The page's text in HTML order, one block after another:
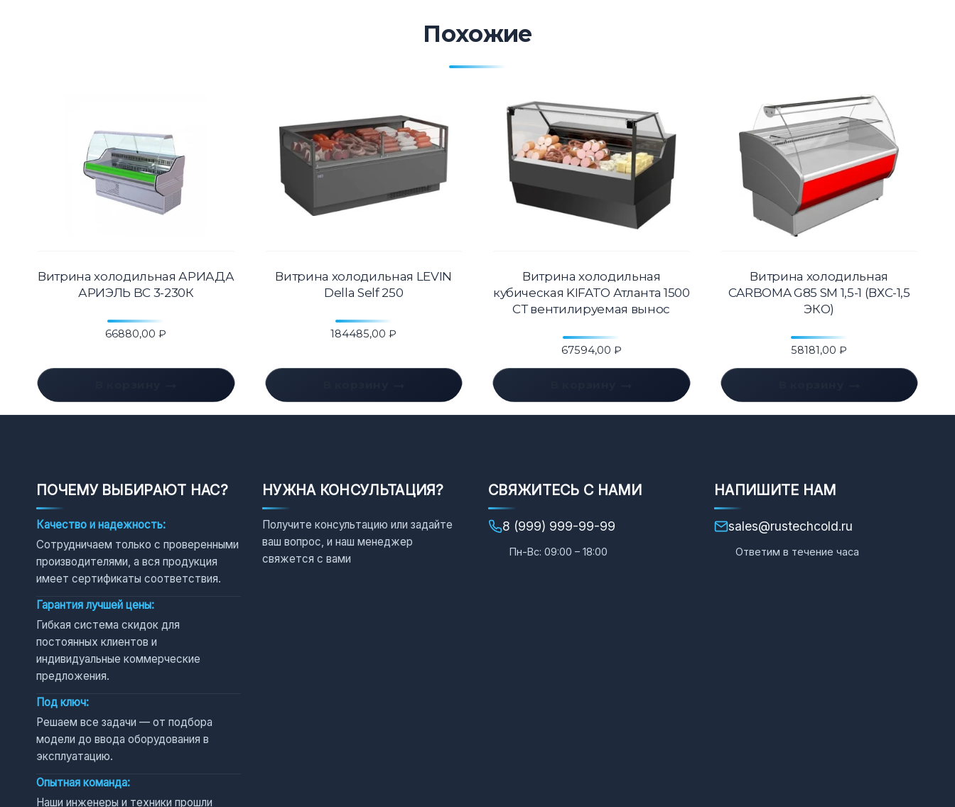
Похожие
Витрина холодильная АРИАДА
АРИЭЛЬ BC 3-230К
66880,00₽
Витрина холодильная LEVIN
Della Self 250
184485,00₽
Витрина холодильная
кубическая KIFATO Атланта 1500
СТ вентилируемая вынос
67594,00 ₽
Витрина холодильная
CARBOMA G85 SM 1,5-1 (ВХС-1,5
ЭКО)
58181,00₽
ПОЧЕМУ ВЫБИРАЮТ НАС?
Качество и надежность:
Сотрудничаем только с проверенными
производителями, а вся продукция
имеет сертификаты соответствия.
Гарантия лучшей цены:
Гибкая система скидок для
постоянных клиентов и
индивидуальные коммерческие
предложения.
Под ключ:
Решаем все задачи — от подбора
модели до ввода оборудования в
эксплуатацию.
Опытная команда:
Наши инженеры и техники прошли
НУЖНА КОНСУЛЬТАЦИЯ?
Получите консультацию или задайте
ваш вопрос, и наш менеджер
свяжется с вами
СВЯЖИТЕСЬ С НАМИ
8 (999) 999-99-99
Пн-Вс: 09:00 – 18:00
НАПИШИТЕ НАМ
sales@rustechcold.ru
Ответим в течение часа